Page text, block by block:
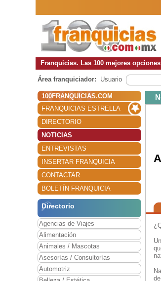
Franquicias. Las 100 mejores
Área franquiciador: Usuario
100FRANQUICIAS.COM
FRANQUICIAS ESTRELLA
DIRECTORIO
NOTICIAS
ENTREVISTAS
INSERTAR FRANQUICIA
CONTACTAR
BOLETÍN FRANQUICIA
Directorio
Agencias de Viajes
Alimentación
Animales / Mascotas
Asesorías / Consultorías
Automotriz